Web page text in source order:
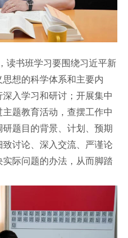
读书班学习要围绕习近平新
想的科学体系和主要内
入学习和研讨；开展集中
题教育活动，查摆工作中
题目的背景、计划、预期
讨论、深入交流、严谨论
际问题的办法，从而脚踏